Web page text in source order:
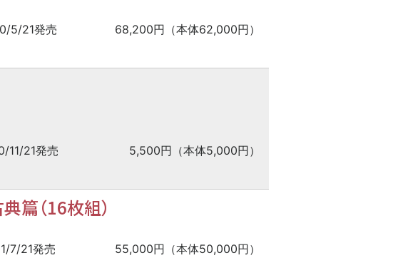
5/21発売
68,200円（本体62,000円）
11/21発売
5,500円（本体5,000円）
篇（16枚組）
7/21発売
55,000円（本体50,000円）